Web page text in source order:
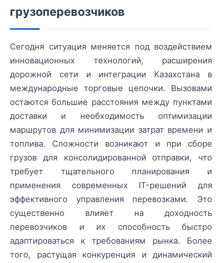
грузоперевозчиков
Сегодня ситуация меняется под воздействием
инновационных технологий, расширения
дорожной сети и интеграции Казахстана в
международные торговые цепочки. Вызовами
остаются большие расстояния между пунктами
доставки и необходимость оптимизации
маршрутов для минимизации затрат времени и
топлива. Сложности возникают и при сборе
грузов для консолидированной отправки, что
требует тщательного планирования и
применения современных IT-решений для
эффективного управления перевозками. Это
существенно влияет на доходность
перевозчиков и их способность быстро
адаптироваться к требованиям рынка. Более
того, растущая конкуренция и динамический